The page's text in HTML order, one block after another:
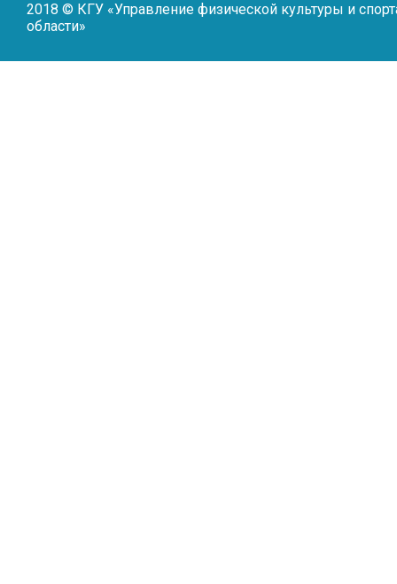
2018 © КГУ «Управление физической культуры и
области»